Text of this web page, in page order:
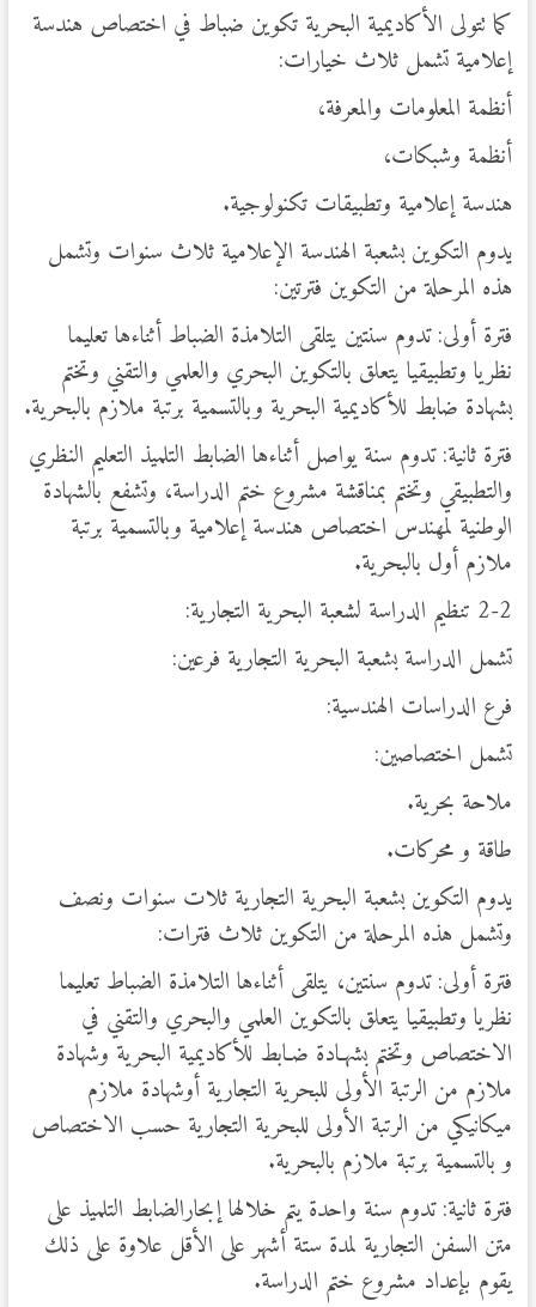
كما تتولى الأكاديمية البحرية تكوين ضباط في اختصاص هندسة
إعلامية تشمل ثلاث خيارات:
أنظمة المعلومات والمعرفة،
أنظمة وشبكات،
هندسة إعلامية وتطبيقات تكنولوجية.
يدوم التكوين بشعبة الهندسة الإعلامية ثلاث سنوات وتشمل
هذه المرحلة من التكوين فترتين:
فترة أولى: تدوم سنتين يتلقى التلامذة الضباط أثناءها تعليما
نظريا وتطبيقيا يتعلق بالتكوين البحري والعلمي والتقني وتختم
بشهادة ضابط للأكاديمية البحرية وبالتسمية برتبة ملازم بالبحرية.
فترة ثانية: تدوم سنة يواصل أثناءها الضابط التلميذ التعليم النظري
والتطبيقي وتختم بمناقشة مشروع ختم الدراسة، وتشفع بالشهادة
الوطنية لمهندس اختصاص هندسة إعلامية وبالتسمية برتبة
ملازم أول بالبحرية.
2-2 تنظيم الدراسة لشعبة البحرية التجارية:
تشمل الدراسة بشعبة البحرية التجارية فرعين:
فرع الدراسات الهندسية:
تشمل اختصاصين:
ملاحة بحرية.
طاقة و محركات.
يدوم التكوين بشعبة البحرية التجارية ثلات سنوات ونصف
وتشمل هذه المرحلة من التكوين ثلاث فترات:
فترة أولى: تدوم سنتين، يتلقى أثناءها التلامذة الضباط تعليما
نظريا وتطبيقيا يتعلق بالتكوين العلمي والبحري والتقني في
الاختصاص وتختم بشهـادة ضـابط للأكاديمية البحرية وشهادة
ملازم من الرتبة الأولى للبحرية التجارية أوشهادة ملازم
ميكانيكي من الرتبة الأولى للبحرية التجارية حسب الاختصاص
و بالتسمية برتبة ملازم بالبحرية.
فترة ثانية: تدوم سنة واحدة يتم خلالها إبحارالضابط التلميذ على
متن السفن التجارية لمدة ستة أشهر على الأقل علاوة على ذلك
يقوم بإعداد مشروع ختم الدراسة.